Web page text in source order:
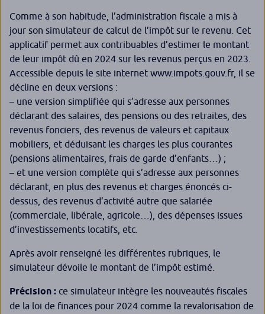
Comme à son habitude, l’administration fiscale a mis à
jour son simulateur de calcul de l’impôt sur le revenu. Cet
applicatif permet aux contribuables d’estimer le montant
de leur impôt dû en 2024 sur les revenus perçus en 2023.
Accessible depuis le site internet www.impots.gouv.fr, il se
décline en deux versions :
– une version simplifiée qui s’adresse aux personnes
déclarant des salaires, des pensions ou des retraites, des
revenus fonciers, des revenus de valeurs et capitaux
mobiliers, et déduisant les charges les plus courantes
(pensions alimentaires, frais de garde d’enfants…) ;
– et une version complète qui s’adresse aux personnes
déclarant, en plus des revenus et charges énoncés ci-
dessus, des revenus d’activité autre que salariée
(commerciale, libérale, agricole…), des dépenses issues
d’investissements locatifs, etc.
Après avoir renseigné les différentes rubriques, le
simulateur dévoile le montant de l’impôt estimé.
Précision : ce simulateur intègre les nouveautés fiscales
de la loi de finances pour 2024 comme la revalorisation de